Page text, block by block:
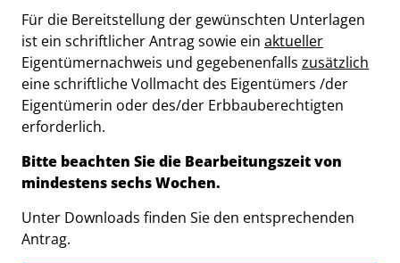
Für die Bereitstellung der gewünschten Unterlagen
ist ein schriftlicher Antrag sowie ein aktueller
Eigentümernachweis und gegebenenfalls zusätzlich
eine schriftliche Vollmacht des Eigentümers /der
Eigentümerin oder des/der Erbbauberechtigten
erforderlich.
Bitte beachten Sie die Bearbeitungszeit von
mindestens sechs Wochen.
Unter Downloads finden Sie den entsprechenden
Antrag.